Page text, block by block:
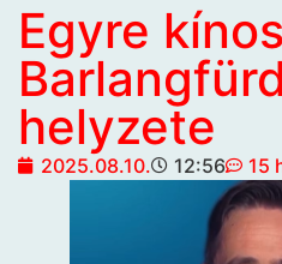
Egyre
helyzete
2025.08.10. 12:56 15